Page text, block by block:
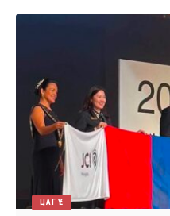
ЦАГ ҮЕ